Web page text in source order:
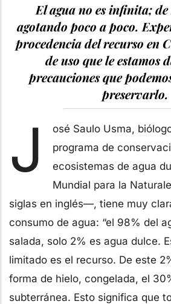
El agua no es infinita; de
agotando poco a poco.
procedencia del recurso en
de uso que le estamos
precauciones que
preservarlo.
J
osé Saulo Usma,
programa de
ecosistemas de agua
Mundial para la
siglas en inglés—, tiene muy
consumo de agua: “el 98% del
salada, solo 2% es agua dulce.
limitado es el recurso. De este
forma de hielo, congelada, el
subterránea. Esto significa que